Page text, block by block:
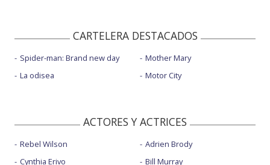
CARTELERA DESTACADOS
Spider-man: Brand new day
La odisea
Mother Mary
Motor City
ACTORES Y ACTRICES
Rebel Wilson
Cynthia Erivo
Adrien Brody
Bill Murray